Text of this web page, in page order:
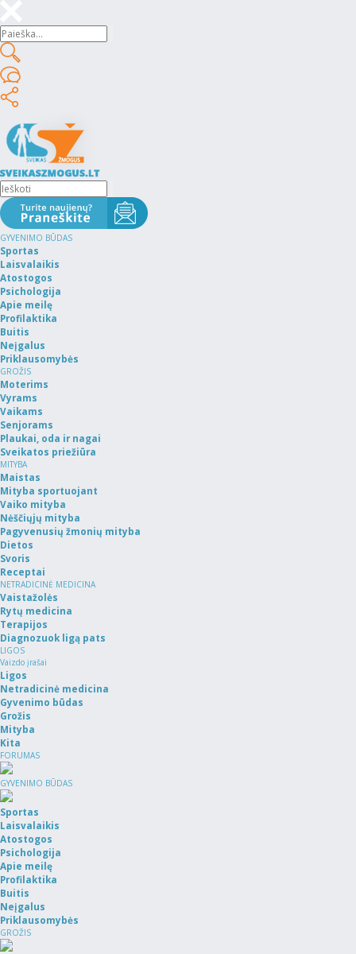
GYVENIMO BŪDAS
Sportas
Laisvalaikis
Atostogos
Psichologija
Apie meilę
Profilaktika
Buitis
Neįgalus
Priklausomybės
GROŽIS
Moterims
Vyrams
Vaikams
Senjorams
Plaukai, oda ir nagai
Sveikatos priežiūra
MITYBA
Maistas
Mityba sportuojant
Vaiko mityba
Nėščiųjų mityba
Pagyvenusių žmonių mityba
Dietos
Svoris
Receptai
NETRADICINĖ MEDICINA
Vaistažolės
Rytų medicina
Terapijos
Diagnozuok ligą pats
LIGOS
Vaizdo įrašai
Ligos
Netradicinė medicina
Gyvenimo būdas
Grožis
Mityba
Kita
FORUMAS
GYVENIMO BŪDAS
Sportas
Laisvalaikis
Atostogos
Psichologija
Apie meilę
Profilaktika
Buitis
Neįgalus
Priklausomybės
GROŽIS